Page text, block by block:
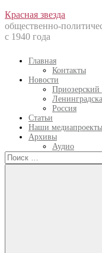
Перейти
к
содержанию
Красная звезда
общественно-
с 1940 года
Главная
Контакты
Новости
Приозерский
Россия
Статьи
Наши медиапроекты
Архивы
Аудио
Искать: